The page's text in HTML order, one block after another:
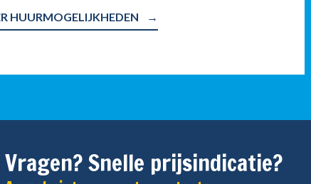
HUURMOGELIJKHEDEN
Vragen? Snelle prijsindicatie?